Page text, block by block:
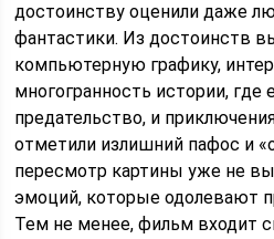
достоинству оценили даже
фантастики. Из достоинств
компьютерную графику,
многогранность истории, где
предательство, и
отметили излишний пафос и
пересмотр картины уже не
эмоций, которые одолевают
Тем не менее, фильм входит